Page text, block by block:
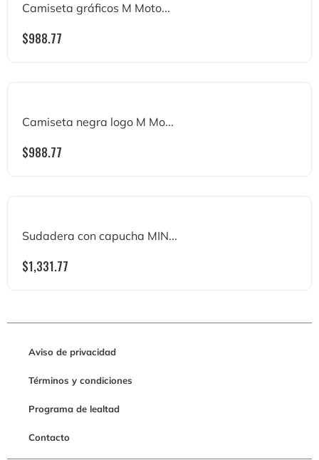
Camiseta gráficos M Moto...
$988.77
Camiseta negra logo M Mo...
$988.77
Sudadera con capucha MIN...
$1,331.77
Aviso de privacidad
Términos y condiciones
Programa de lealtad
Contacto